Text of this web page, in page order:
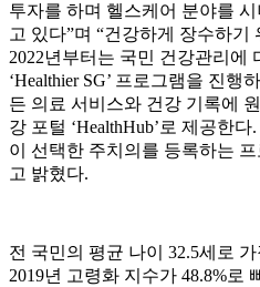
투자를 하며 헬스케어 분야를
고 있다”며 “건강하게 장수하
2022년부터는 국민 건강관리에
‘Healthier SG’ 프로그램을 진행
든 의료 서비스와 건강 기록에
강 포털 ‘HealthHub’로 제공한
이 선택한 주치의를 등록하는
고 밝혔다.
전 국민의 평균 나이 32.5세로
2019년 고령화 지수가 48.8%로